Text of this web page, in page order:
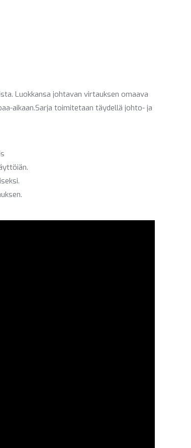
Luokkansa johtavan virtauksen omaava
aikaan.Sarja toimitetaan täydellä johto- ja